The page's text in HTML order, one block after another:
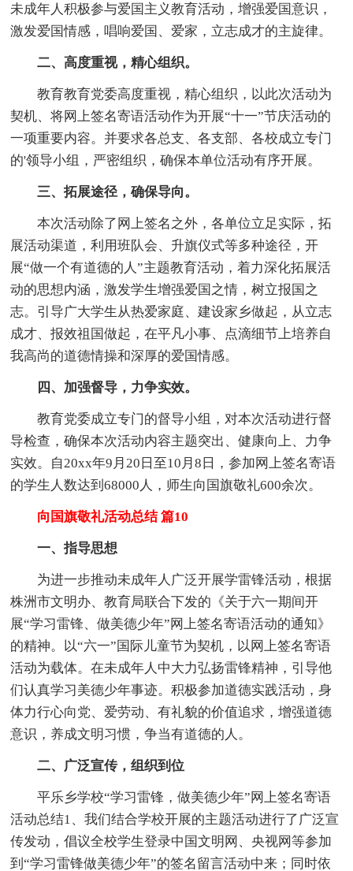
未成年人积极参与爱国主义教育活动，增强爱国意识，
激发爱国情感，唱响爱国、爱家，立志成才的主旋律。
二、高度重视，精心组织。
教育教育党委高度重视，精心组织，以此次活动为
契机、将网上签名寄语活动作为开展“十一”节庆活动的
一项重要内容。并要求各总支、各支部、各校成立专门
的'领导小组，严密组织，确保本单位活动有序开展。
三、拓展途径，确保导向。
本次活动除了网上签名之外，各单位立足实际，拓
展活动渠道，利用班队会、升旗仪式等多种途径，开
展“做一个有道德的人”主题教育活动，着力深化拓展活
动的思想内涵，激发学生增强爱国之情，树立报国之
志。引导广大学生从热爱家庭、建设家乡做起，从立志
成才、报效祖国做起，在平凡小事、点滴细节上培养自
我高尚的道德情操和深厚的爱国情感。
四、加强督导，力争实效。
教育党委成立专门的督导小组，对本次活动进行督
导检查，确保本次活动内容主题突出、健康向上、力争
实效。自20xx年9月20日至10月8日，参加网上签名寄语
的学生人数达到68000人，师生向国旗敬礼600余次。
向国旗敬礼活动总结 篇10
一、指导思想
为进一步推动未成年人广泛开展学雷锋活动，根据
株洲市文明办、教育局联合下发的《关于六一期间开
展“学习雷锋、做美德少年”网上签名寄语活动的通知》
的精神。以“六一”国际儿童节为契机，以网上签名寄语
活动为载体。在未成年人中大力弘扬雷锋精神，引导他
们认真学习美德少年事迹。积极参加道德实践活动，身
体力行心向党、爱劳动、有礼貌的价值追求，增强道德
意识，养成文明习惯，争当有道德的人。
二、广泛宣传，组织到位
平乐乡学校“学习雷锋，做美德少年”网上签名寄语
活动总结1、我们结合学校开展的主题活动进行了广泛宣
传发动，倡议全校学生登录中国文明网、央视网等参加
到“学习雷锋做美德少年”的签名留言活动中来；同时依